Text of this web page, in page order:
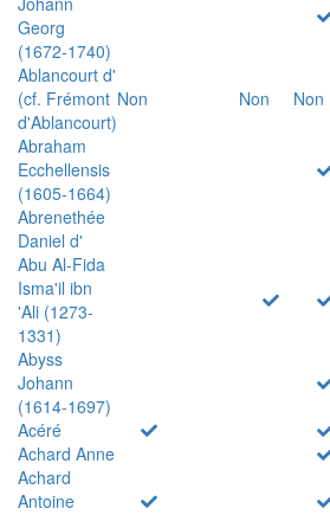
Georg
(1672-1740)
Ablancourt d'
(cf. Frémont
d'Ablancourt)
Non Non Non
Abraham
Ecchellensis
(1605-1664)
Abrenethée
Daniel d'
Abu Al-Fida
Isma'il ibn
'Ali (1273-
1331)
Abyss
Johann
(1614-1697)
Acéré
Achard Anne
Achard
Antoine